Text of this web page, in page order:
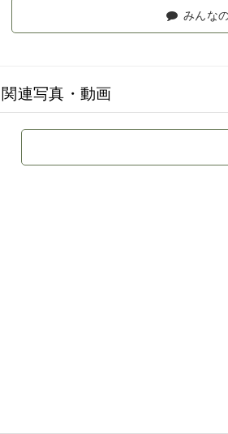
みんな
関連写真・動画